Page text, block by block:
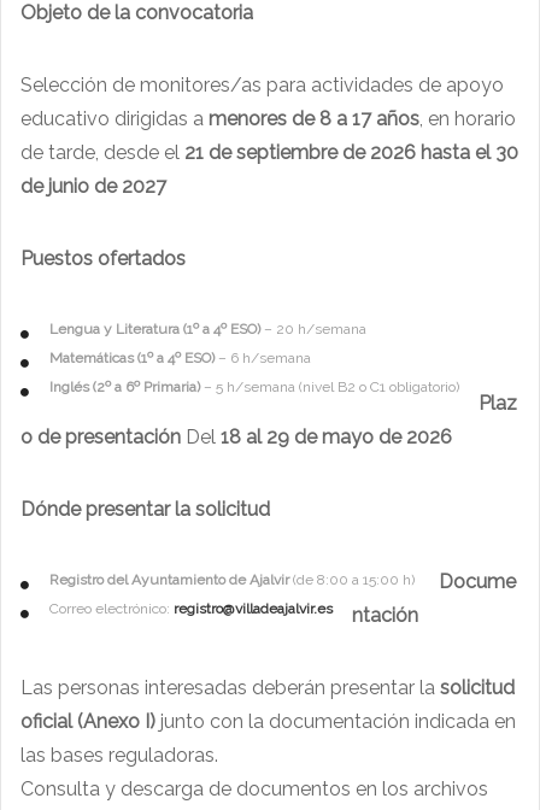
Objeto de la convocatoria
Selección de monitores/as para actividades de apoyo
educativo dirigidas a menores de 8 a 17 años, en horario
de tarde, desde el 21 de septiembre de 2026 hasta el 30
de junio de 2027
Puestos ofertados
Lengua y Literatura (1º a 4º ESO)– 20 h/semana
Matemáticas (1º a 4º ESO)– 6 h/semana
Inglés (2º a 6º Primaria)– 5 h/semana (nivel B2 o C1 obligatorio)
Plaz
o de presentación Del 18 al 29 de mayo de 2026
Dónde presentar la solicitud
Registro del Ayuntamiento de Ajalvir(de 8:00 a 15:00 h)
Correo electrónico: registro@villadeajalvir.es
Docume
ntación
Las personas interesadas deberán presentar la solicitud
oficial (Anexo I) junto con la documentación indicada en
las bases reguladoras.
Consulta y descarga de documentos en los archivos